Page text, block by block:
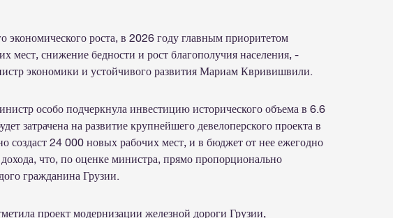
экономического роста, в 2026 году главным приоритетом
мест, снижение бедности и рост благополучия населения, -
экономики и устойчивого развития Мариам Квривишвили.
особо подчеркнула инвестицию исторического объема в 6.6
затрачена на развитие крупнейшего девелоперского проекта в
создаст 24 000 новых рабочих мест, и в бюджет от нее ежегодно
что, по оценке министра, прямо пропорционально
гражданина Грузии.
проект модернизации железной дороги Грузии,